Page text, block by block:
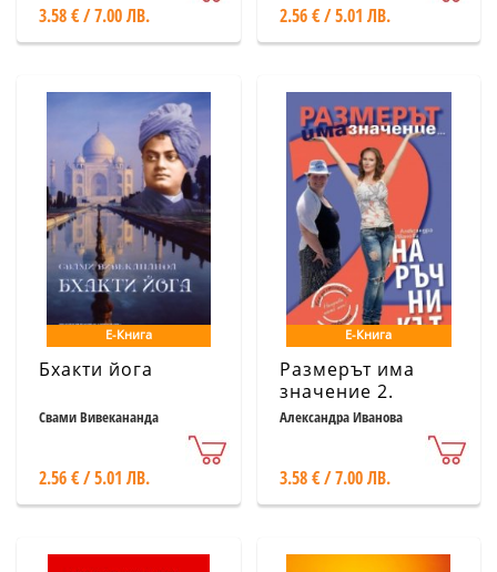
3.58 € / 7.00 ЛВ.
чудодейната
билка от Русия
2.56 € / 5.01 ЛВ.
Е-Книга
Бхакти йога
Свами Вивекананда
2.56 € / 5.01 ЛВ.
Е-Книга
Размерът има
значение 2.
Наръчникът
Александра Иванова
3.58 € / 7.00 ЛВ.